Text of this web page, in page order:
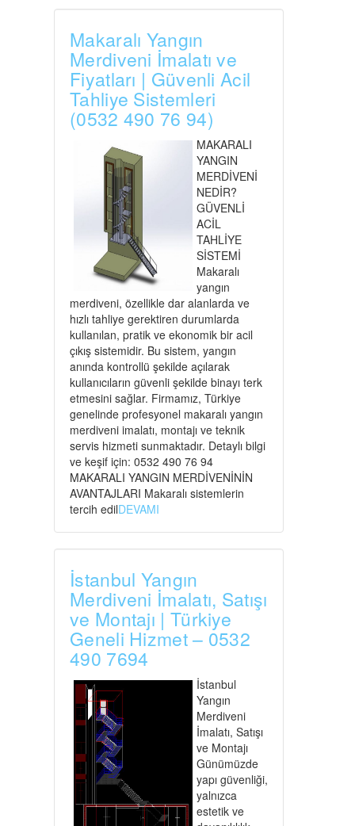
Makaralı Yangın
Merdiveni İmalatı ve
Fiyatları | Güvenli Acil
Tahliye Sistemleri
(0532 490 76 94)
MAKARALI
YANGIN
MERDİVENİ
NEDİR?
GÜVENLİ
ACİL
TAHLİYE
SİSTEMİ
Makaralı
yangın
merdiveni, özellikle dar alanlarda ve
hızlı tahliye gerektiren durumlarda
kullanılan, pratik ve ekonomik bir acil
çıkış sistemidir. Bu sistem, yangın
anında kontrollü şekilde açılarak
kullanıcıların güvenli şekilde binayı terk
etmesini sağlar. Firmamız, Türkiye
genelinde profesyonel makaralı yangın
merdiveni imalatı, montajı ve teknik
servis hizmeti sunmaktadır. Detaylı bilgi
ve keşif için: 0532 490 76 94
MAKARALI YANGIN MERDİVENİNİN
AVANTAJLARI Makaralı sistemlerin
tercih edilDEVAMI
İstanbul Yangın
Merdiveni İmalatı, Satışı
ve Montajı | Türkiye
Geneli Hizmet – 0532
490 7694
İstanbul
Yangın
Merdiveni
İmalatı, Satışı
ve Montajı
Günümüzde
yapı güvenliği,
yalnızca
estetik ve